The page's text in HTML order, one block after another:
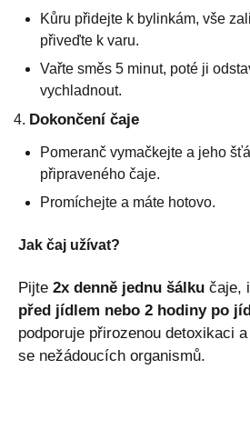
Kůru přidejte k bylinkám, vše
přiveďte k varu.
Vařte směs 5 minut, poté ji
vychladnout.
Dokončení čaje
Pomeranč vymačkejte a jeho
připraveného čaje.
Promíchejte a máte hotovo.
Jak čaj užívat?
Pijte 2x denně jednu šálku čaje,
před jídlem nebo 2 hodiny po
podporuje přirozenou detoxikaci
se nežádoucích organismů.